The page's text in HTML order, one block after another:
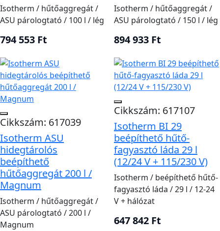
Isotherm / hűtőaggregát /
ASU párologtató / 100 l / lég
794 553 Ft
Isotherm / hűtőaggregát /
ASU párologtató / 150 l / lég
894 933 Ft
Cikkszám: 617039
Isotherm ASU
hidegtárolós
beépíthető
hűtőaggregát 200 l /
Magnum
Isotherm / hűtőaggregát /
ASU párologtató / 200 l /
Magnum
Cikkszám: 617107
Isotherm BI 29
beépíthető hűtő-
fagyasztó láda 29 l
(12/24 V + 115/230 V)
Isotherm / beépíthető hűtő-
fagyasztó láda / 29 l / 12-24
V + hálózat
647 842 Ft